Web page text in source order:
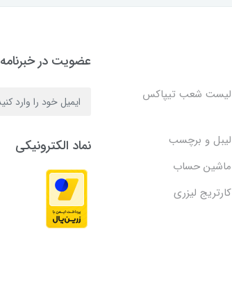
لیست شعب تیپاکس
لیبل و برچسب
ماشین حساب
کارتریج لیزری
عضویت در خبرنامه
نماد الکترونیکی